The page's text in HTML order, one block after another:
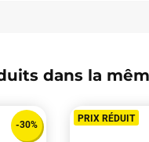
dans la
-30%
PRIX RÉDUIT